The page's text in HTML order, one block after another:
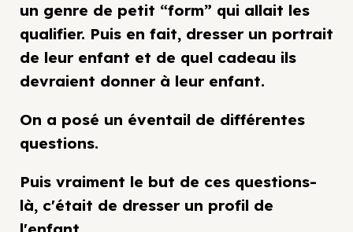
un genre de petit “form” qui allait les
qualifier. Puis en fait, dresser un portrait
de leur enfant et de quel cadeau ils
devraient donner à leur enfant.
On a posé un éventail de différentes
questions.
Puis vraiment le but de ces questions-
là, c'était de dresser un profil de